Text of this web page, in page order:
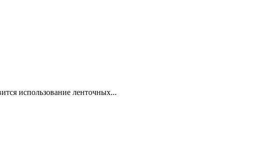
использование ленточных...